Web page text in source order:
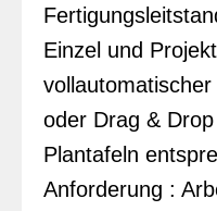
Einzel und
oder Drag &
Plantafeln
Anforderung :